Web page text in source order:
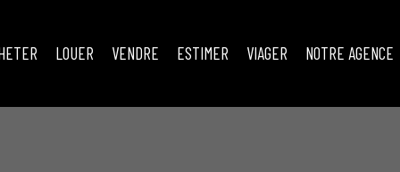
LOUER VENDRE ESTIMER VIAGER NOTRE AGENCE